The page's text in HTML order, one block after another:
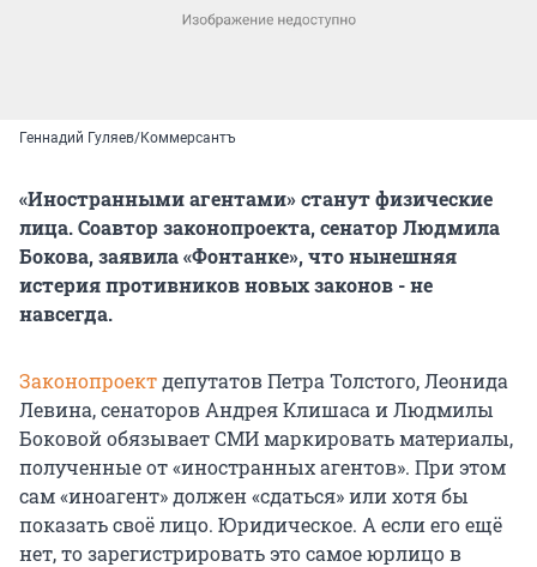
Геннадий Гуляев/Коммерсантъ
«Иностранными агентами» станут физические
лица. Соавтор законопроекта, сенатор Людмила
Бокова, заявила «Фонтанке», что нынешняя
истерия противников новых законов - не
навсегда.
Законопроектдепутатов Петра Толстого, Леонида
Левина, сенаторов Андрея Клишаса и Людмилы
Боковой обязывает СМИ маркировать материалы,
полученные от «иностранных агентов». При этом
сам «иноагент» должен «сдаться» или хотя бы
показать своё лицо. Юридическое. А если его ещё
нет, то зарегистрировать это самое юрлицо в